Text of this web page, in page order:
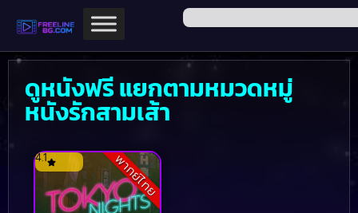
ดูหนังฟรี แยกตามหมวดหมู่
หนังรักสามเส้า
พากย์ไทย
4.1